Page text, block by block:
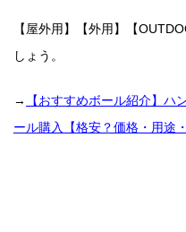
【屋外用】【外用】【
しょう。
→
【おすすめボール紹介】ハ
ール購入【格安？価格・用途